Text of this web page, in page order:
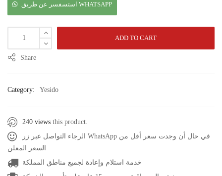
استسفسر عن طريق WHATSAPP
ADD TO CART
Share
Category: Yesido
240 views this product.
الرجاء التواصل عبر زر WhatsApp في حال أن وجدت سعر أقل من
السعر المعلن
خدمة استلام وإعادة لجميع مناطق المملكة